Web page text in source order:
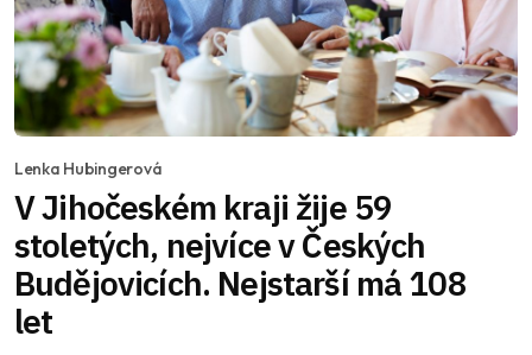
Lenka Hubingerová
V Jihočeském kraji žije 59
stoletých, nejvíce v Českých
Budějovicích. Nejstarší má 108
let